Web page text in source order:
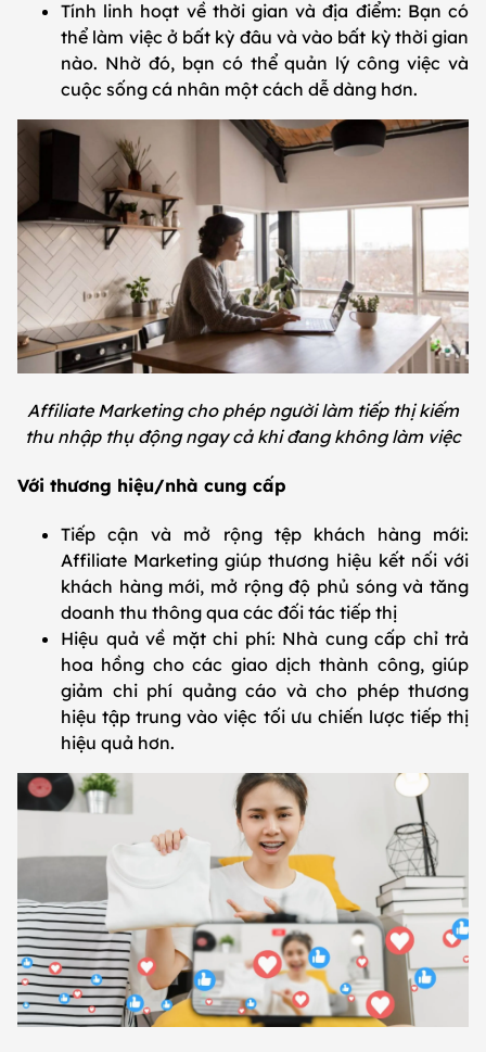
Tính linh hoạt về thời gian và địa điểm: Bạn có
thể làm việc ở bất kỳ đâu và vào bất kỳ thời gian
nào. Nhờ đó, bạn có thể quản lý công việc và
cuộc sống cá nhân một cách dễ dàng hơn.
Affiliate Marketing cho phép người làm tiếp thị kiếm
thu nhập thụ động ngay cả khi đang không làm việc
Với thương hiệu/nhà cung cấp
Tiếp cận và mở rộng tệp khách hàng mới:
Affiliate Marketing giúp thương hiệu kết nối với
khách hàng mới, mở rộng độ phủ sóng và tăng
doanh thu thông qua các đối tác tiếp thị
Hiệu quả về mặt chi phí: Nhà cung cấp chỉ trả
hoa hồng cho các giao dịch thành công, giúp
giảm chi phí quảng cáo và cho phép thương
hiệu tập trung vào việc tối ưu chiến lược tiếp thị
hiệu quả hơn.